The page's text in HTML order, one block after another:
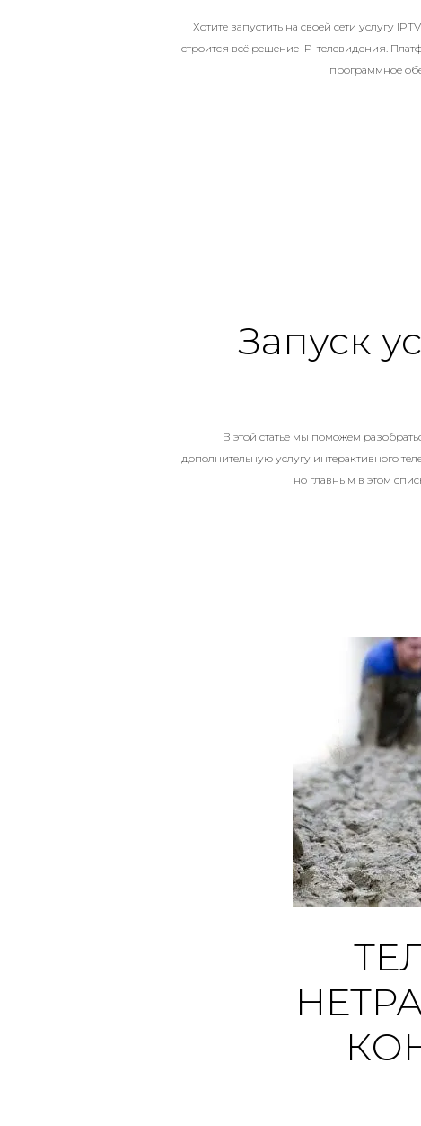
Хотите запустить на своей сети услугу
строится всё решение IP-телевидения.
программное
Запуск
В этой статье мы поможем
дополнительную услугу интерактивного
но главным в этом